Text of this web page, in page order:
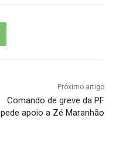
Próximo artigo
Comando de greve da PF
pede apoio a Zé Maranhão